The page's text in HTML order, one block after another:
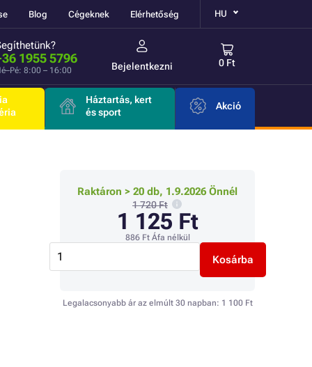
Blog Cégeknek Elérhetőség HU
1955 5796
8:00 – 16:00 Bejelentkezni 0 Ft
Háztartás, kert
és sport
Akció
Raktáron > 20 db, 1.9.2026 Önnél
1 720 Ft
1 125 Ft
886 FtÁfa nélkül
Kosárba
Legalacsonyabb ár az elmúlt 30 napban: 1 100 Ft